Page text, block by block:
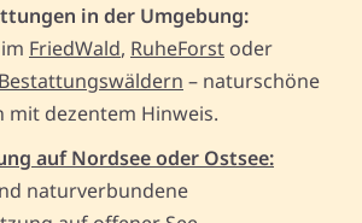
in der Umgebung:
FriedWald, RuheForst oder
– naturschöne
mit dezentem Hinweis.
auf Nordsee oder Ostsee:
naturverbundene